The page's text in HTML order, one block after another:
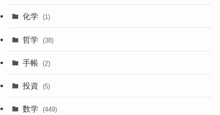
化学 (1)
哲学 (38)
手帳 (2)
投資 (5)
数学 (449)